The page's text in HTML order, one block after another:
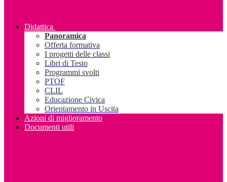
Didattica
Panoramica
Offerta formativa
I progetti delle classi
Libri di Testo
Programmi svolti
PTOF
CLIL
Educazione Civica
Orientamento in Uscita
Azioni di miglioramento
Documenti utili